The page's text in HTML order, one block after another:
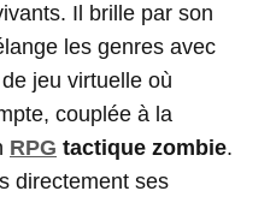
Il brille par son
les genres avec
jeu virtuelle où
couplée à la
RPG tactique zombie.
directement ses